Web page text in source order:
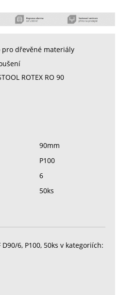
dřevěné materiály
ROTEX RO 90
90mm
P100
6
50ks
6, P100, 50ks v kategoriích: